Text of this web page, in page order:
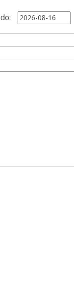
do: